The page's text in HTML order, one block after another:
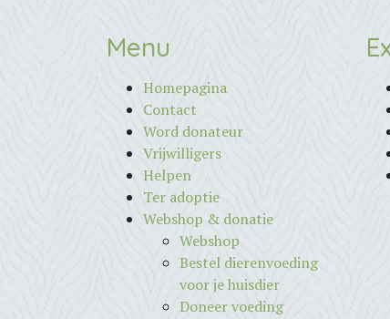
Menu
Homepagina
Contact
Word donateur
Vrijwilligers
Helpen
Ter adoptie
Webshop & donatie
Webshop
Bestel dierenvoeding
voor je huisdier
Doneer voeding